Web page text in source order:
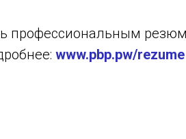
профессиональным
www.pbp.pw/rezume